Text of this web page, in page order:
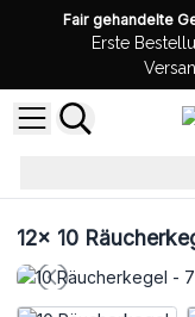
Fair gehandelte
Erste
12x 10